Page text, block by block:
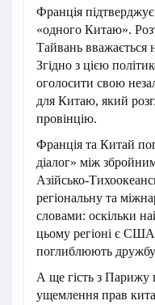
Франція підтверджує
«одного Китаю».
Тайвань вважається
Згідно з цією
оголосити свою
для Китаю, який
провінцію.
Франція та Китай
діалог» між
Азійсько-
регіональну та
словами: оскільки
цьому регіоні є
поглиблюють
А ще гість з Парижу
ущемлення прав